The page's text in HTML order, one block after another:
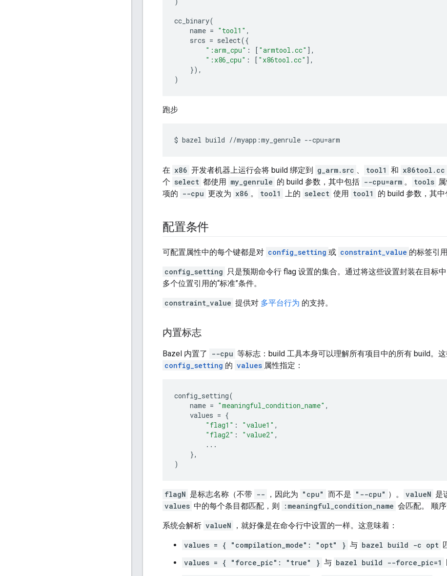
cc_binary(
name = "tool1" ,
srcs = select({
":arm_cpu" : [ "armtool.cc" ],
":x86_cpu" : [ "x86tool.cc" ],
}),
)
跑步
$ bazel build //myapp:my_genrule --cpu=
在 x86 开发者机器上运行会将 build 绑定到 g_arm.src 、 tool1 和 x86tool.cc
个 select 都使用 my_genrule 的 build 参数，其中包括 --cpu=arm 。 tools
项的 --cpu 更改为 x86 。 tool1 上的 select 使用 tool1 的 build 参数，其中
配置条件
可配置属性中的每个键都是对 config_setting 或 constraint_value 的标签引用
config_setting 只是预期命令行 flag 设置的集合。通过将这些设置封装在目标
多个位置引用的“标准”条件。
constraint_value 提供对 多平台行为 的支持。
内置标志
Bazel 内置了 --cpu 等标志：build 工具本身可以理解所有项目中的所有 build。
config_setting 的 values 属性指定：
config_setting(
name = "meaningful_condition_name" ,
values = {
"flag1" : "value1" ,
"flag2" : "value2" ,
...
},
)
flagN 是标志名称（不带 -- ，因此为 "cpu" 而不是 "--cpu" ）。 valueN 是
values 中的每个条目都匹配，则 :meaningful_condition_name 会匹配。 顺
系统会解析 valueN ，就好像是在命令行中设置的一样。这意味着：
values = { "compilation_mode": "opt" } 与 bazel build -c opt
values = { "force_pic": "true" } 与 bazel build --force_pic=1